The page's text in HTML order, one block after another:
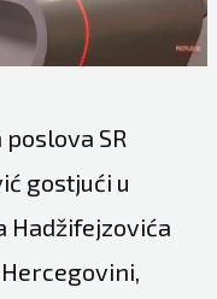
SR
gostjući u
Hadžifejzovića